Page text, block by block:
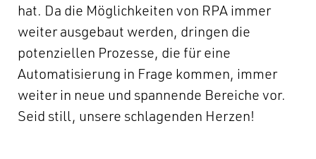
hat. Da die Möglichkeiten von RPA immer
weiter ausgebaut werden, dringen die
potenziellen Prozesse, die für eine
Automatisierung in Frage kommen, immer
weiter in neue und spannende Bereiche vor.
Seid still, unsere schlagenden Herzen!